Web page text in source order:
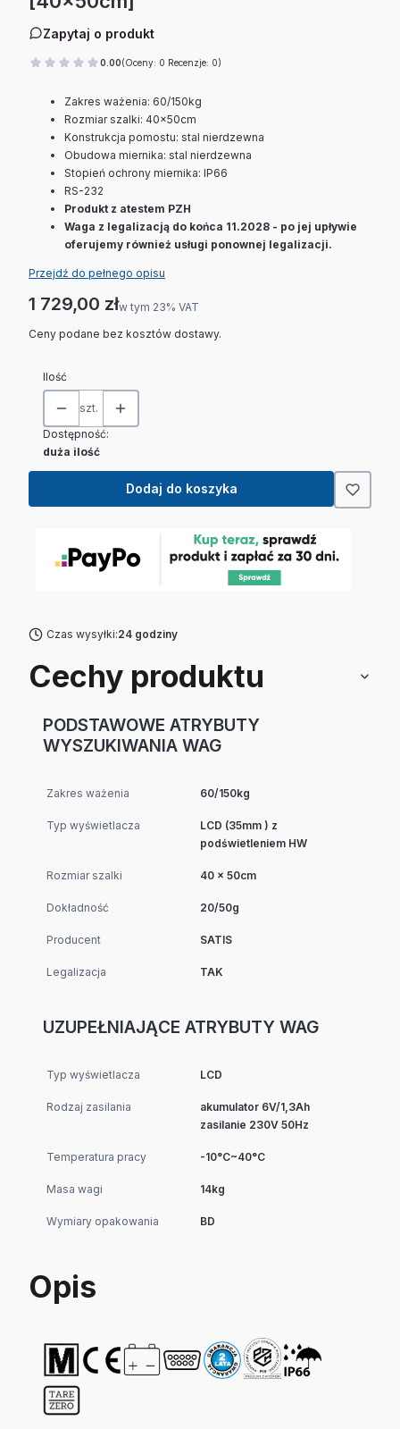
Zapytaj o produkt
0.00(Oceny: 0 Recenzje: 0)
Zakres ważenia: 60/150kg
Rozmiar szalki: 40x50cm
Konstrukcja pomostu: stal nierdzewna
Obudowa miernika: stal nierdzewna
Stopień ochrony miernika: IP66
RS-232
Produkt z atestem PZH
Waga z legalizacją do końca 11.2028 - po jej upływie
oferujemy również usługi ponownej legalizacji.
Przejdź do pełnego opisu
Cena
1 729,00 złw tym 23% VAT
w tym 23% VAT
Ceny podane bez kosztów dostawy.
Ilość
szt.
Dostępność:
duża ilość
Dodaj do koszyka
Czas wysyłki:24 godziny
Cechy produktu
PODSTAWOWE ATRYBUTY
WYSZUKIWANIA WAG
Zakres ważenia 60/150kg
Typ wyświetlacza
LCD (35mm ) z
podświetleniem HW
Rozmiar szalki 40 x 50cm
Dokładność 20/50g
Producent SATIS
Legalizacja TAK
UZUPEŁNIAJĄCE ATRYBUTY WAG
Typ wyświetlacza LCD
Rodzaj zasilania
akumulator 6V/1,3Ah
zasilanie 230V 50Hz
Temperatura pracy -10°C~40°C
Masa wagi 14kg
Wymiary opakowania BD
Opis